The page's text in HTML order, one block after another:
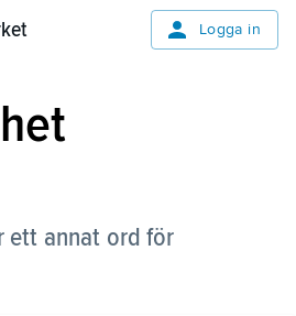
Logga in
ett annat ord för